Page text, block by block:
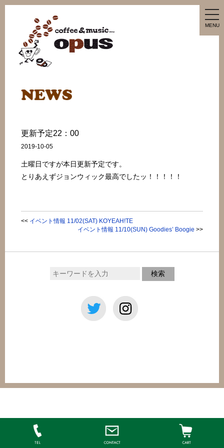
MENU
更新予定22：00
2019-10-05
土曜日ですが本日更新予定です。
とりあえずジョンウィック最高でしたッ！！！！！
<< イベント情報 11/02(SAT) KOYEAH!TE
イベント情報 11/10(SUN) Goodies’ Boogie >>